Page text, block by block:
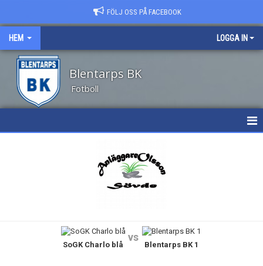
FÖLJ OSS PÅ FACEBOOK
HEM LOGGA IN
Blentarps BK
Fotboll
SoGK Charlo blå
vs
Blentarps BK 1